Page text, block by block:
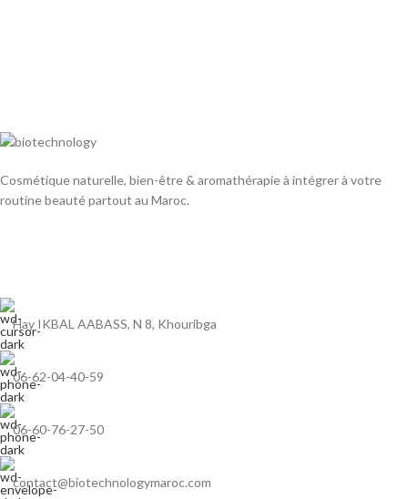
Cosmétique naturelle, bien-être & aromathérapie à intégrer à votre
routine beauté partout au Maroc.
Hay IKBAL AABASS, N 8, Khouribga
06-62-04-40-59
06-60-76-27-50
contact@biotechnologymaroc.com